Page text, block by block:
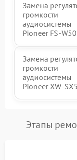
Замена
громкости
аудиосистемы
Pioneer FS-W50
Замена
громкости
аудиосистемы
Pioneer XW-
Этапы